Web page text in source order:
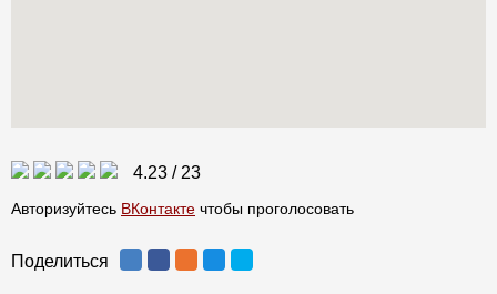
4.23 / 23
Авторизуйтесь ВКонтакте чтобы проголосовать
Поделиться